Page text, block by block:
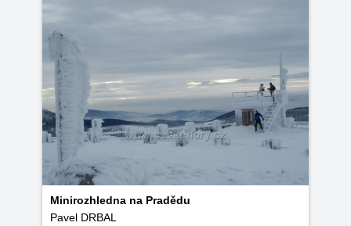
Minirozhledna na Pradědu
Pavel DRBAL